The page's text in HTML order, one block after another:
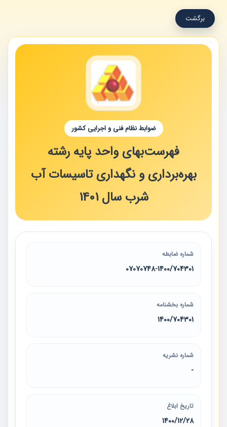
برگشت
ضوابط نظام فنی و اجرایی کشور
فهرست‌بهای واحد پایه رشته
بهره‌برداری و نگهداری تاسیسات آب
شرب سال 1401
شماره ضابطه
07070748-1400/704301
شماره بخشنامه
1400/704301
شماره نشریه
-
تاریخ ابلاغ
1400/12/28